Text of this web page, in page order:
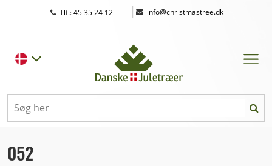
Tlf.: 45 35 24 12 | info@christmastree.dk
052